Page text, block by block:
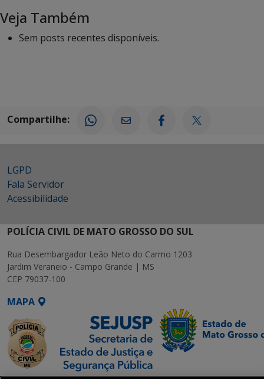
Veja Também
Sem posts recentes disponíveis.
Compartilhe:
LGPD
Fala Servidor
Acessibilidade
POLÍCIA CIVIL DE MATO GROSSO DO SUL
Rua Desembargador Leão Neto do Carmo 1203
Jardim Veraneio - Campo Grande | MS
CEP 79037-100
MAPA